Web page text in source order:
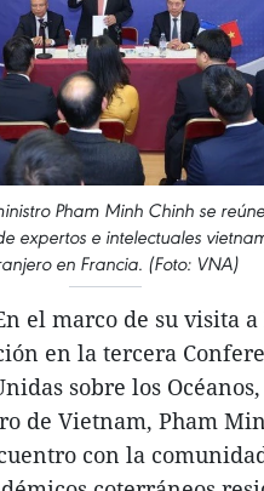
Pham Minh Chinh se
expertos e intelectuales
en Francia. (Foto: VNA)
el marco de su visita
en la tercera
sobre los
de Vietnam, Pham
con la